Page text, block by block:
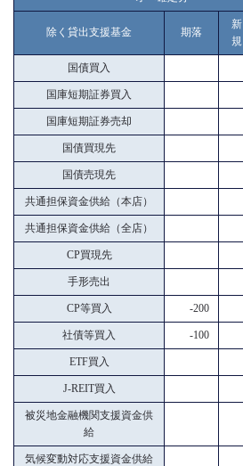
除く貸出支援基金 期落
新
規
国債買入
国庫短期証券買入
国庫短期証券売却
国債買現先
国債売現先
共通担保資金供給（本店）
共通担保資金供給（全店）
CP買現先
手形売出
CP等買入 -200
社債等買入 -100
ETF買入
J-REIT買入
被災地金融機関支援資金供
給
気候変動対応支援資金供給